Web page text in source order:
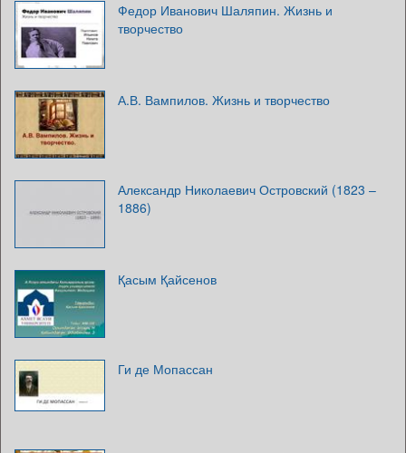
Федор Иванович Шаляпин. Жизнь и
творчество
А.В. Вампилов. Жизнь и творчество
Александр Николаевич Островский (1823 –
1886)
Қасым Қайсенов
Ги де Мопассан